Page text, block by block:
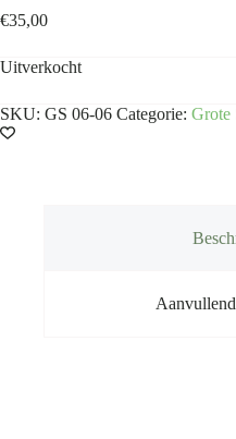
€35,00
Uitverkocht
SKU: GS 06-06 Categorie: Grote